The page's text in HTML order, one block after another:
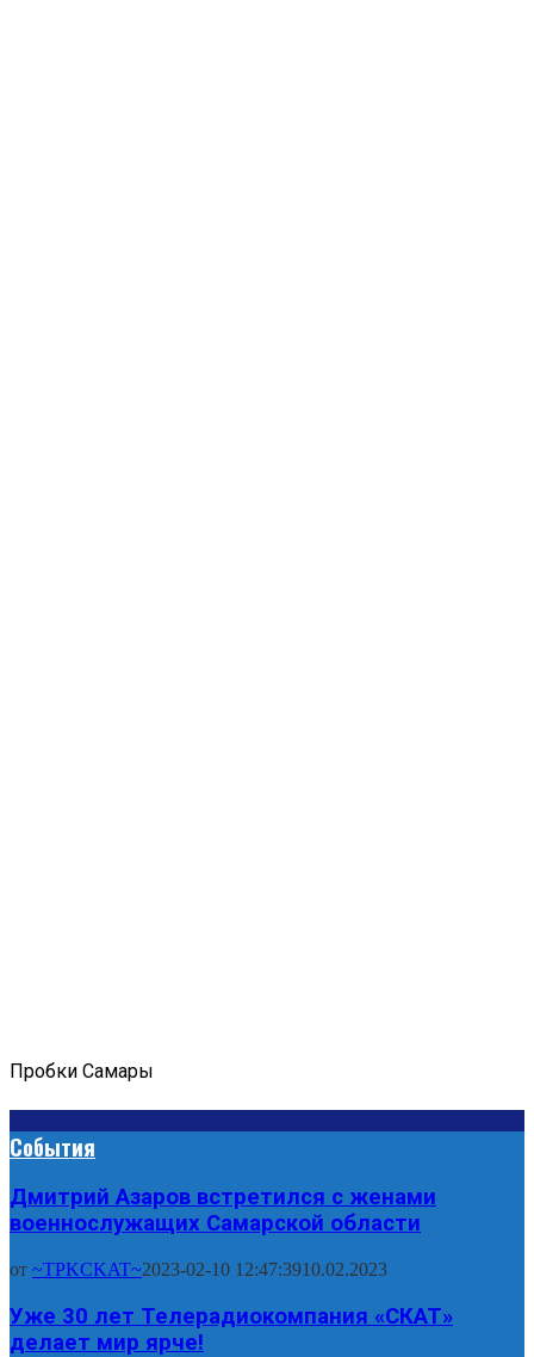
Пробки Самары
События
Дмитрий Азаров встретился с женами
военнослужащих Самарской области
от ~TPKCKAT~2023-02-10 12:47:3910.02.2023
Уже 30 лет Телерадиокомпания «СКАТ»
делает мир ярче!